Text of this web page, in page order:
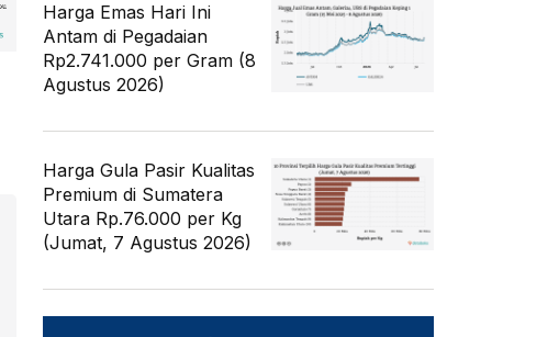
Harga Emas Hari Ini
Antam di Pegadaian
Rp2.741.000 per Gram (8
Agustus 2026)
Harga Gula Pasir Kualitas
Premium di Sumatera
Utara Rp.76.000 per Kg
(Jumat, 7 Agustus 2026)